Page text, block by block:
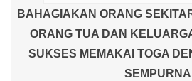
BAHAGIAKAN ORANG
ORANG TUA DAN
SUKSES MEMAKAI TOGA